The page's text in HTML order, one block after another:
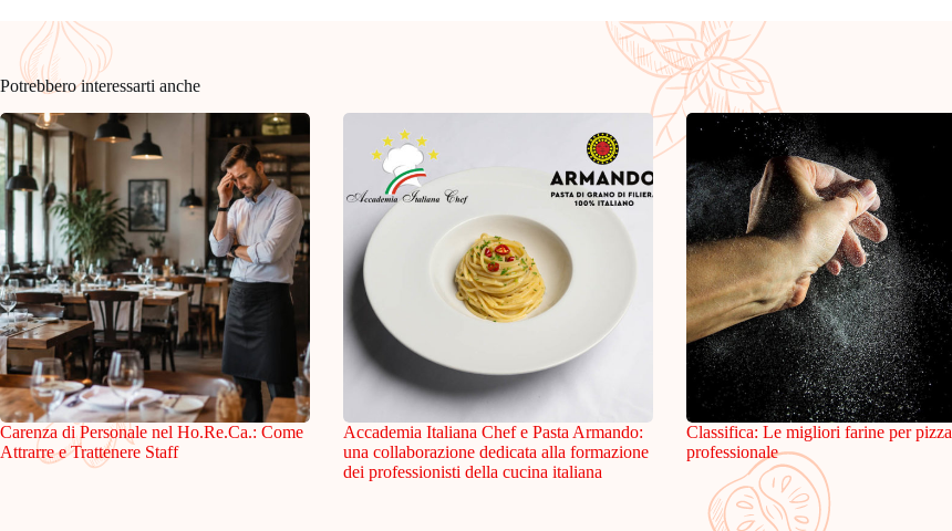
Potrebbero interessarti anche
Carenza di Personale nel Ho.Re.Ca.: Come
Attrarre e Trattenere Staff
Accademia Italiana Chef e Pasta Armando:
una collaborazione dedicata alla formazione
dei professionisti della cucina italiana
Classifica: Le migliori farine per pizza
professionale